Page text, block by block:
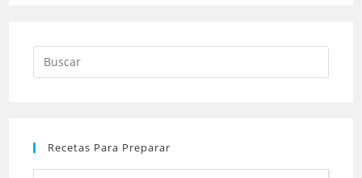
Buscar:
Recetas Para Preparar